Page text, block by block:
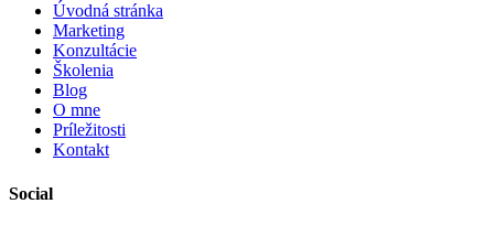
Úvodná stránka
Marketing
Konzultácie
Školenia
Blog
O mne
Príležitosti
Kontakt
Social